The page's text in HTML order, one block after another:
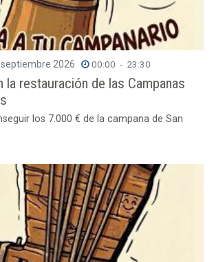
2026 00:00 - 23:30
la restauración de las Campanas
los 7.000 € de la campana de San